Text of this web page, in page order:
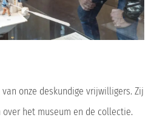
onze deskundige vrijwilligers. Zij
het museum en de collectie.